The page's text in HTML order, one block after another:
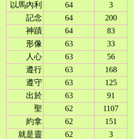
以馬內利
64
3
記念
64
200
神蹟
64
83
形像
63
33
人心
63
56
遵行
63
168
遵守
63
125
出於
63
91
聖
62
1107
約拿
62
151
就是靈
62
3